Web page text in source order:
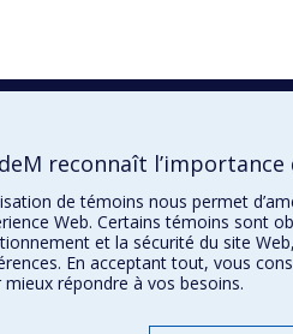
reconnaît
de témoins nous permet
Web. Certains témoins sont
et la sécurité du site
En acceptant tout, vous
mieux répondre à vos besoins.